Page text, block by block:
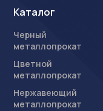
Каталог
Черный
металлопрокат
Цветной
металлопрокат
Нержавеющий
металлопрокат